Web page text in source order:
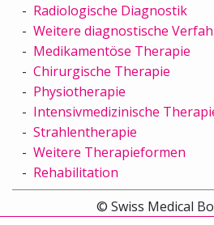
Radiologische Diagnostik
Weitere diagnostische
Medikamentöse Therapie
Chirurgische Therapie
Physiotherapie
Intensivmedizinische
Strahlentherapie
Weitere Therapieformen
Rehabilitation
© Swiss Medical